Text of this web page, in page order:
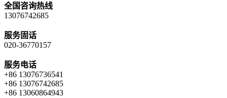
全国咨询热线
13076742685
服务固话
020-36770157
服务电话
+86 13076736541
+86 13076742685
+86 13060864943